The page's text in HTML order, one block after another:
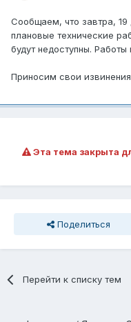
Сообщаем, что завтра, 19
плановые технические
будут недоступны.
Приносим свои
Эта тема закрыта
Поделиться
Перейти к списку тем